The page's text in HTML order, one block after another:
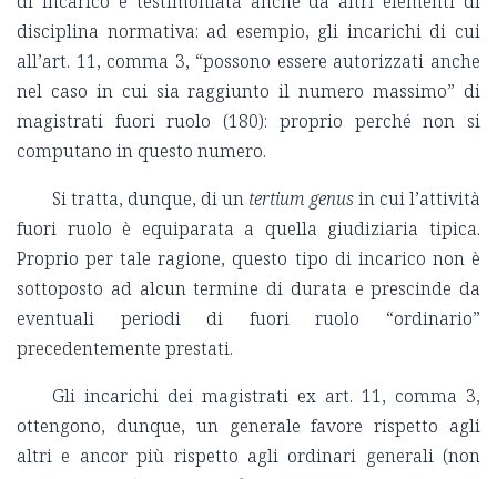
disciplina normativa: ad esempio, gli incarichi di cui
all’art. 11, comma 3, “possono essere autorizzati anche
nel caso in cui sia raggiunto il numero massimo” di
magistrati fuori ruolo (180): proprio perché non si
computano in questo numero.
Si tratta, dunque, di un tertium genusin cui l’attività
fuori ruolo è equiparata a quella giudiziaria tipica.
Proprio per tale ragione, questo tipo di incarico non è
sottoposto ad alcun termine di durata e prescinde da
eventuali periodi di fuori ruolo “ordinario”
precedentemente prestati.
Gli incarichi dei magistrati ex art. 11, comma 3,
ottengono, dunque, un generale favore rispetto agli
altri e ancor più rispetto agli ordinari generali (non